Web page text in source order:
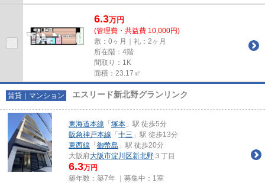
6.3万円
(管理費・共益費 10,000円)
敷：0ヶ月｜礼：2ヶ月
所在階：4階
間取り：1K
面積：23.17㎡
賃貸｜マンション エスリード新北野グランリンク
東海道本線 「 塚本 」駅 徒歩5分
阪急神戸本線 「 十三 」駅 徒歩13分
東西線 「 御幣島 」駅 徒歩20分
大阪府大阪市淀川区新北野 ３丁目
6.3万円
築年数：築7年 ｜募集中： 1室